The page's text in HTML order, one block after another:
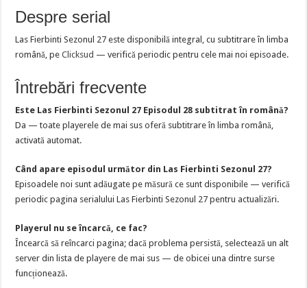
Despre serial
Las Fierbinti Sezonul 27 este disponibilă integral, cu subtitrare în limba
română, peClicksud — verifică periodic pentru cele mai noi episoade.
Întrebări frecvente
Este Las Fierbinti Sezonul 27 Episodul 28 subtitrat în română?
Da — toate playerele de mai sus oferă subtitrare în limba română,
activată automat.
Când apare episodul următor din Las Fierbinti Sezonul 27?
Episoadele noi sunt adăugate pe măsură ce sunt disponibile — verifică
periodic pagina serialului Las Fierbinti Sezonul 27 pentru actualizări.
Playerul nu se încarcă, ce fac?
Încearcă să reîncarci pagina; dacă problema persistă, selectează un alt
server din lista de playere de mai sus — de obicei una dintre surse
funcționează.